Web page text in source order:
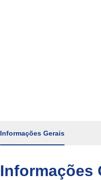
Informações Gerais
Informações